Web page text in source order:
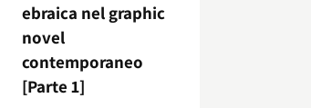
ebraica nel graphic
novel
contemporaneo
[Parte 1]